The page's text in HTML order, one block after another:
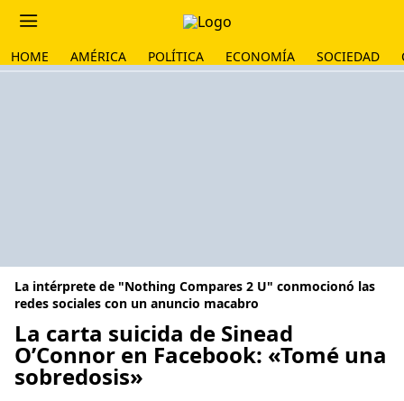
HOME AMÉRICA POLÍTICA ECONOMÍA SOCIEDAD
La intérprete de "Nothing Compares 2 U" conmocionó las
redes sociales con un anuncio macabro
La carta suicida de Sinead
O’Connor en Facebook: «Tomé una
sobredosis»